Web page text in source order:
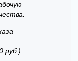
руб.).